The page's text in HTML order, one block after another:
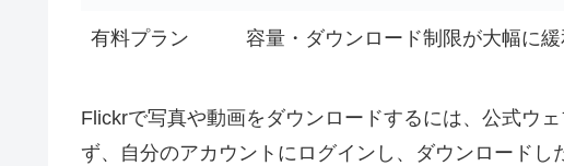
有料プラン 容量・ダウンロード制限が大幅に緩
Flickrで写真や動画をダウンロードするには、公式ウ
ず、自分のアカウントにログインし、ダウンロード